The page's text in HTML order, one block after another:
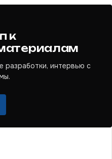
к
разработки, интервью с